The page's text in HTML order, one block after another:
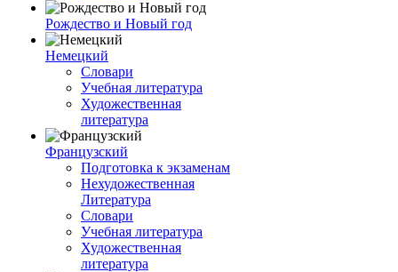
Рождество и Новый год
Немецкий
Словари
Учебная литература
Художественная
литература
Французский
Подготовка к экзаменам
Нехудожественная
Литература
Словари
Учебная литература
Художественная
литература